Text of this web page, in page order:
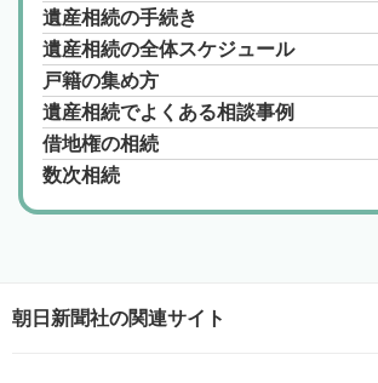
遺産相続の手続き
遺産相続の全体スケジュール
戸籍の集め方
遺産相続でよくある相談事例
借地権の相続
数次相続
朝日新聞社の関連サイト